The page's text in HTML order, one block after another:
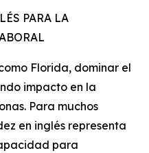
PARA LA
Florida, dominar el
impacto en la
Para muchos
en inglés representa
para